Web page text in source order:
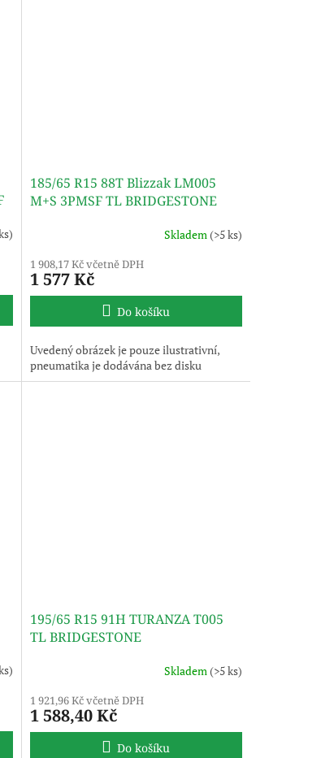
185/65 R15 88T Blizzak LM005
M+S 3PMSF TL BRIDGESTONE
Skladem(>5 ks)
1 908,17 Kč včetně DPH
1 577 Kč
Do košíku
Uvedený obrázek je pouze ilustrativní,
pneumatika je dodávána bez disku
195/65 R15 91H TURANZA T005
TL BRIDGESTONE
Skladem(>5 ks)
1 921,96 Kč včetně DPH
1 588,40 Kč
Do košíku